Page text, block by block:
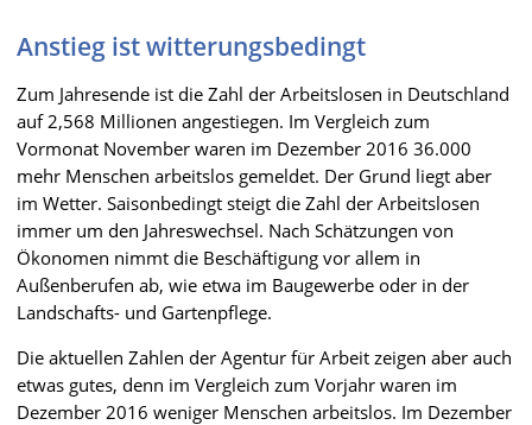
Anstieg ist witterungsbedingt
Zum Jahresende ist die Zahl der Arbeitslosen in Deutschland
auf 2,568 Millionen angestiegen. Im Vergleich zum
Vormonat November waren im Dezember 2016 36.000
mehr Menschen arbeitslos gemeldet. Der Grund liegt aber
im Wetter. Saisonbedingt steigt die Zahl der Arbeitslosen
immer um den Jahreswechsel. Nach Schätzungen von
Ökonomen nimmt die Beschäftigung vor allem in
Außenberufen ab, wie etwa im Baugewerbe oder in der
Landschafts- und Gartenpflege.
Die aktuellen Zahlen der Agentur für Arbeit zeigen aber auch
etwas gutes, denn im Vergleich zum Vorjahr waren im
Dezember 2016 weniger Menschen arbeitslos. Im Dezember